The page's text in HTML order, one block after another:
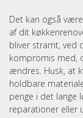
Det kan også
af dit
bliver stramt, ved
kompromis med,
ændres. Husk, at
holdbare
penge i det lange
reparationer eller